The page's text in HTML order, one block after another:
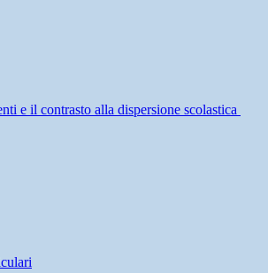
e il contrasto alla dispersione scolastica